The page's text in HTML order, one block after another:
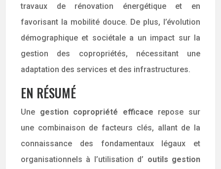
travaux de rénovation énergétique et en
favorisant la mobilité douce. De plus, l’évolution
démographique et sociétale a un impact sur la
gestion des copropriétés, nécessitant une
adaptation des services et des infrastructures.
EN RÉSUMÉ
Une gestion copropriété efficace repose sur
une combinaison de facteurs clés, allant de la
connaissance des fondamentaux légaux et
organisationnels à l’utilisation d’ outils gestion